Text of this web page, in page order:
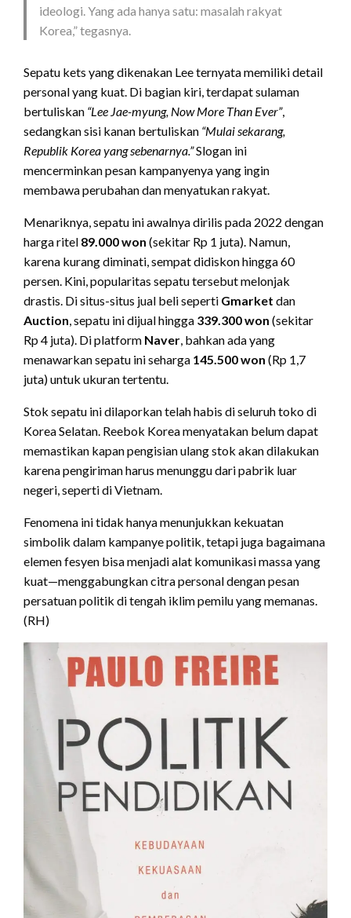
ideologi. Yang ada hanya satu: masalah rakyat
Korea,” tegasnya.
Sepatu kets yang dikenakan Lee ternyata memiliki detail
personal yang kuat. Di bagian kiri, terdapat sulaman
bertuliskan “Lee Jae-myung, Now More Than Ever”,
sedangkan sisi kanan bertuliskan “Mulai sekarang,
Republik Korea yang sebenarnya.”Slogan ini
mencerminkan pesan kampanyenya yang ingin
membawa perubahan dan menyatukan rakyat.
Menariknya, sepatu ini awalnya dirilis pada 2022 dengan
harga ritel 89.000 won (sekitar Rp 1 juta). Namun,
karena kurang diminati, sempat didiskon hingga 60
persen. Kini, popularitas sepatu tersebut melonjak
drastis. Di situs-situs jual beli seperti Gmarket dan
Auction, sepatu ini dijual hingga 339.300 won (sekitar
Rp 4 juta). Di platform Naver, bahkan ada yang
menawarkan sepatu ini seharga 145.500 won (Rp 1,7
juta) untuk ukuran tertentu.
Stok sepatu ini dilaporkan telah habis di seluruh toko di
Korea Selatan. Reebok Korea menyatakan belum dapat
memastikan kapan pengisian ulang stok akan dilakukan
karena pengiriman harus menunggu dari pabrik luar
negeri, seperti di Vietnam.
Fenomena ini tidak hanya menunjukkan kekuatan
simbolik dalam kampanye politik, tetapi juga bagaimana
elemen fesyen bisa menjadi alat komunikasi massa yang
kuat—menggabungkan citra personal dengan pesan
persatuan politik di tengah iklim pemilu yang memanas.
(RH)